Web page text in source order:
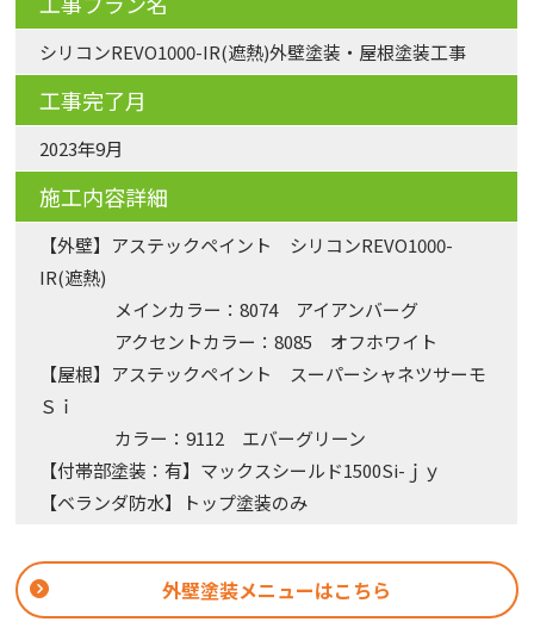
シリコンREVO1000-IR(遮熱)外壁塗装・屋根塗装工事
工事完了月
2023年9月
施工内容詳細
【外壁】アステックペイント シリコンREVO1000-
IR(遮熱)
メインカラー：8074 アイアンバーグ
アクセントカラー：8085 オフホワイト
【屋根】アステックペイント スーパーシャネツサーモ
Ｓｉ
カラー：9112 エバーグリーン
【付帯部塗装：有】マックスシールド1500Si-ｊｙ
【ベランダ防水】トップ塗装のみ
外壁塗装メニューはこちら